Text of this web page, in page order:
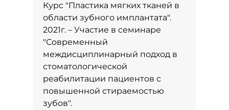
Курс "Пластика мягких тканей в
области зубного имплантата".
2021г. – Участие в семинаре
"Современный
междисциплинарный подход в
стоматологической
реабилитации пациентов с
повышенной стираемостью
зубов".